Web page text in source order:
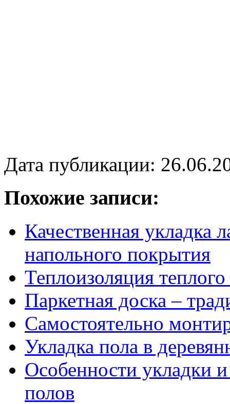
Дата публикации:
Похожие записи:
Качественная укладка
напольного покрытия
Теплоизоляция
Паркетная доска –
Самостоятельно
Укладка пола в
Особенности укладки
полов